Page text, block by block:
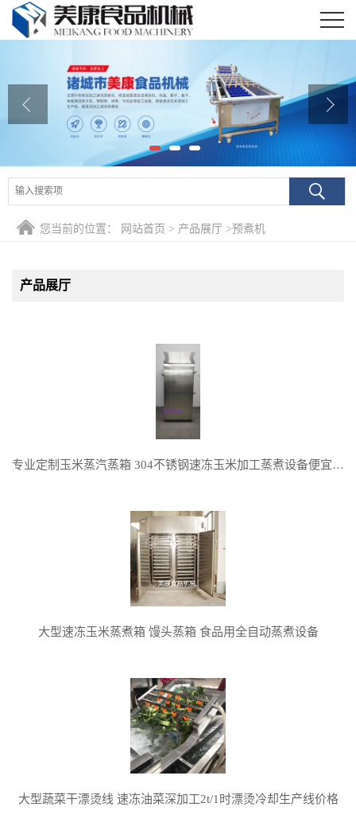
公司介绍
公司动态
产品展厅
联系我们
您当前的位置： 网站首页 > 产品展厅 >预煮机
产品展厅
专业定制玉米蒸汽蒸箱 304不锈钢速冻玉米加工蒸煮设备便宜实惠
大型速冻玉米蒸煮箱 馒头蒸箱 食品用全自动蒸煮设备
大型蔬菜干漂烫线 速冻油菜深加工2t/1时漂烫冷却生产线价格